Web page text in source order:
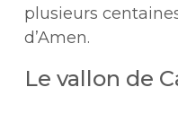
plusieurs
d’Amen.
Le vallon de